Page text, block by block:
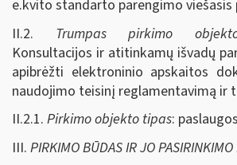
e.kvito standarto parengimo viešasis
II.2. Trumpas pirkimo
Konsultacijos ir atitinkamų išvadų
apibrėžti elektroninio apskaitos
naudojimo teisinį reglamentavimą ir
II.2.1. Pirkimo objekto tipas: paslaugos
III. PIRKIMO BŪDAS IR JO PASIRINKIMO